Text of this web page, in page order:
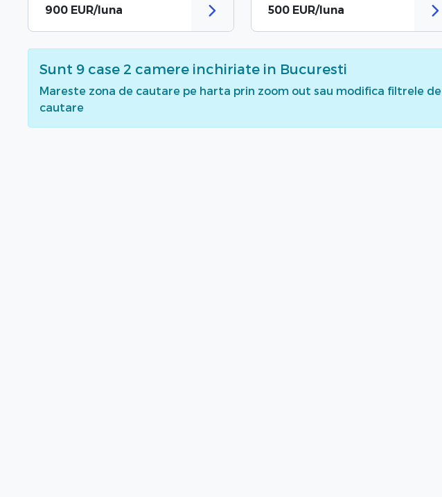
900 EUR/luna 500 EUR/luna
Sunt 9 case 2 camere inchiriate in Bucuresti
Mareste zona de cautare pe harta prin zoom out sau modifica filtrele de
cautare